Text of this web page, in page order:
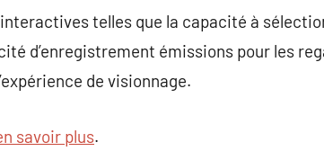
telles que la capacité à
d’enregistrement émissions pour les
de visionnage.
savoir plus.